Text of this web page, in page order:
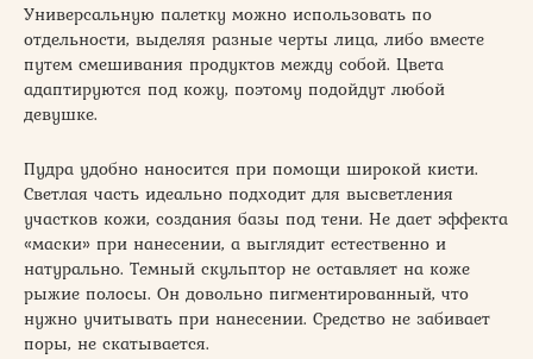
Универсальную палетку можно использовать по
отдельности, выделяя разные черты лица, либо вместе
путем смешивания продуктов между собой. Цвета
адаптируются под кожу, поэтому подойдут любой
девушке.
Пудра удобно наносится при помощи широкой кисти.
Светлая часть идеально подходит для высветления
участков кожи, создания базы под тени. Не дает эффекта
«маски» при нанесении, а выглядит естественно и
натурально. Темный скульптор не оставляет на коже
рыжие полосы. Он довольно пигментированный, что
нужно учитывать при нанесении. Средство не забивает
поры, не скатывается.